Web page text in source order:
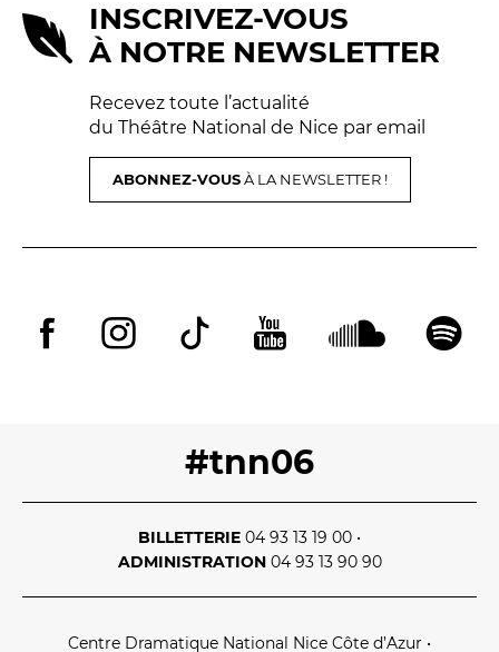
INSCRIVEZ-VOUS
À NOTRE NEWSLETTER
Recevez toute l’actualité
du Théâtre National de Nice par email
ABONNEZ-VOUSÀ LA NEWSLETTER !
#tnn06
BILLETTERIE 04 93 13 19 00 •
ADMINISTRATION 04 93 13 90 90
Centre Dramatique National Nice Côte d’Azur •